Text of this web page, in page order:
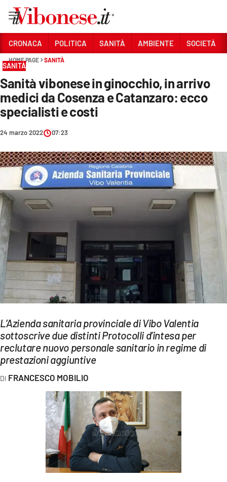
Sezioni
CRONACA
POLITICA
SOCIETÀ
CULTURA
ECONOMIA E LAVORO
EVENTI
SPORT
Streaming
LAC TV
LAC NETWORK
LAC ONAIR
LaC
Network
LACPLAY.IT
LACONAIR.IT
LACITYMAG.IT
CRONACA POLITICA SANITÀ AMBIENTE SOCIETÀ
HOME PAGE SANITÀ
SANITÀ
Sanità vibonese in ginocchio, in arrivo
medici da Cosenza e Catanzaro: ecco
specialisti e costi
24 marzo 2022 07:23
L’Azienda sanitaria provinciale di Vibo Valentia
sottoscrive due distinti Protocolli d’intesa per
reclutare nuovo personale sanitario in regime di
prestazioni aggiuntive
FRANCESCO MOBILIO